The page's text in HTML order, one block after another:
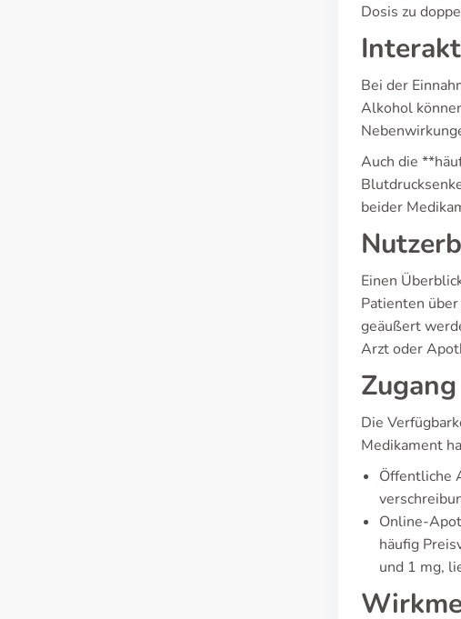
Dosis zu
Bei der
Alkohol
Auch die
beider
Einen
Patienten
geäußert
Arzt oder
Die
Medikament
Öffentliche
Online-
häufig
und 1 mg,